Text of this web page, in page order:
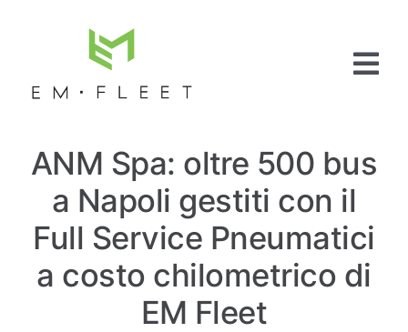
Fleet
Management
Full Service
Pneumatici
Articoli e News
Contattaci
ANM Spa: oltre 500 bus
a Napoli gestiti con il
Full Service Pneumatici
a costo chilometrico di
EM Fleet